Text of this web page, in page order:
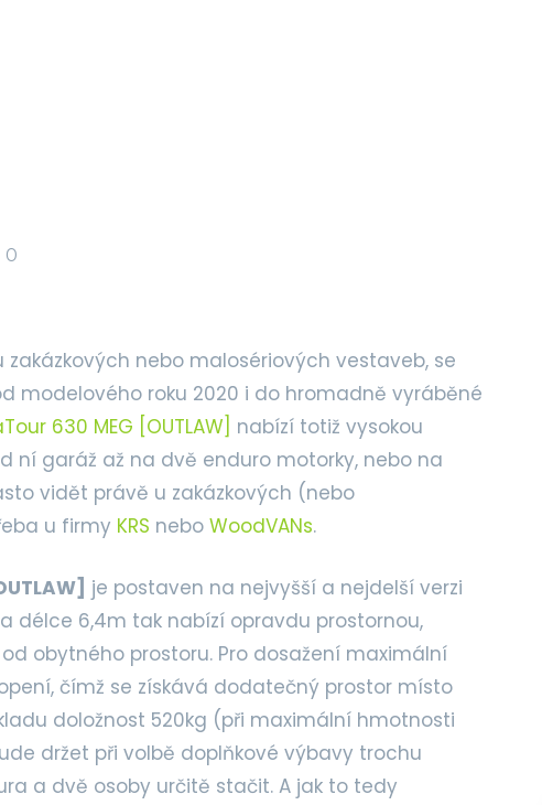
0
nebo malosériových vestaveb, se
modelového roku 2020 i do hromadně vyráběné
630 MEG [OUTLAW] nabízí totiž vysokou
ní garáž až na dvě enduro motorky, nebo na
vidět právě u zakázkových (nebo
u firmy KRS nebo WoodVANs.
je postaven na nejvyšší a nejdelší verzi
délce 6,4m tak nabízí opravdu prostornou,
obytného prostoru. Pro dosažení maximální
čímž se získává dodatečný prostor místo
doložnost 520kg (při maximální hmotnosti
držet při volbě doplňkové výbavy trochu
a dvě osoby určitě stačit. A jak to tedy